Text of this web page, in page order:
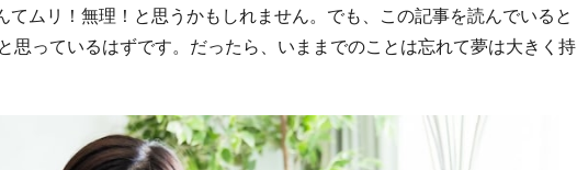
てムリ！無理！と思うかもしれません。でも、この記事を読んでいると
思っているはずです。だったら、いままでのことは忘れて夢は大きく持